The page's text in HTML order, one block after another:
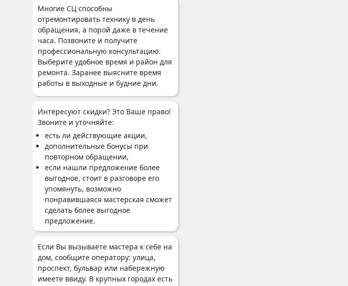
Многие СЦ способны
отремонтировать технику в день
обращения, а порой даже в течение
часа. Позвоните и получите
профессиональную консультацию.
Выберите удобное время и район для
ремонта. Заранее выясните время
работы в выходные и будние дни.
Интересуют скидки? Это Ваше право!
Звоните и уточняйте:
есть ли действующие акции,
дополнительные бонусы при
повторном обращении,
если нашли предложение более
выгодное, стоит в разговоре его
упомянуть, возможно
понравившаяся мастерская сможет
сделать более выгодное
предложение.
Если Вы вызываете мастера к себе на
дом, сообщите оператору: улица,
проспект, бульвар или набережную
имеете ввиду. В крупных городах есть